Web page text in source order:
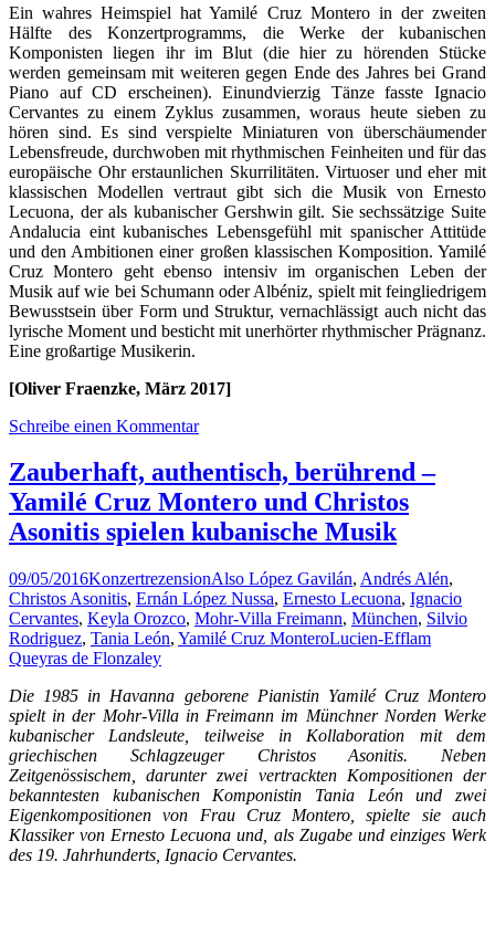
Ein wahres Heimspiel hat Yamilé Cruz Montero in der zweiten
Hälfte des Konzertprogramms, die Werke der kubanischen
Komponisten liegen ihr im Blut (die hier zu hörenden Stücke
werden gemeinsam mit weiteren gegen Ende des Jahres bei Grand
Piano auf CD erscheinen). Einundvierzig Tänze fasste Ignacio
Cervantes zu einem Zyklus zusammen, woraus heute sieben zu
hören sind. Es sind verspielte Miniaturen von überschäumender
Lebensfreude, durchwoben mit rhythmischen Feinheiten und für das
europäische Ohr erstaunlichen Skurrilitäten. Virtuoser und eher mit
klassischen Modellen vertraut gibt sich die Musik von Ernesto
Lecuona, der als kubanischer Gershwin gilt. Sie sechssätzige Suite
Andalucia eint kubanisches Lebensgefühl mit spanischer Attitüde
und den Ambitionen einer großen klassischen Komposition. Yamilé
Cruz Montero geht ebenso intensiv im organischen Leben der
Musik auf wie bei Schumann oder Albéniz, spielt mit feingliedrigem
Bewusstsein über Form und Struktur, vernachlässigt auch nicht das
lyrische Moment und besticht mit unerhörter rhythmischer Prägnanz.
Eine großartige Musikerin.
[Oliver Fraenzke, März 2017]
Schreibe einen Kommentar
Zauberhaft, authentisch, berührend –
Yamilé Cruz Montero und Christos
Asonitis spielen kubanische Musik
09/05/2016KonzertrezensionAlso López Gavilán, Andrés Alén,
Christos Asonitis, Ernán López Nussa, Ernesto Lecuona, Ignacio
Cervantes, Keyla Orozco, Mohr-Villa Freimann, München, Silvio
Rodriguez, Tania León, Yamilé Cruz MonteroLucien-Efflam
Queyras de Flonzaley
Die 1985 in Havanna geborene Pianistin Yamilé Cruz Montero
spielt in der Mohr-Villa in Freimann im Münchner Norden Werke
kubanischer Landsleute, teilweise in Kollaboration mit dem
griechischen Schlagzeuger Christos Asonitis. Neben
Zeitgenössischem, darunter zwei vertrackten Kompositionen der
bekanntesten kubanischen Komponistin Tania León und zwei
Eigenkompositionen von Frau Cruz Montero, spielte sie auch
Klassiker von Ernesto Lecuona und, als Zugabe und einziges Werk
des 19. Jahrhunderts, Ignacio Cervantes.